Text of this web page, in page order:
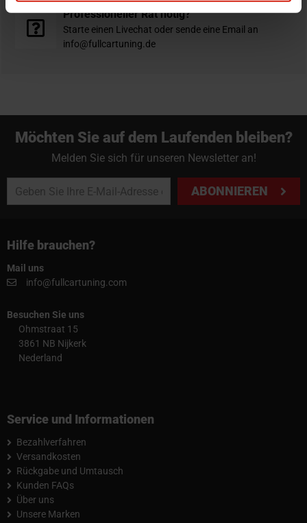
Professioneller Rat nötig?
Starte einen Livechat oder sende eine Email an
info@fullcartuning.de
Möchten Sie auf dem Laufenden bleiben?
Melden Sie sich für unseren Newsletter an!
ABONNIEREN
Hilfe brauchen?
Mail uns
info@fullcartuning.com
Besuchen Sie uns
Ohmstraat 15
3861 NB Nijkerk
Nederland
Service und Informationen
Bezahlverfahren
Versandkosten
Rückgabe und Umtausch
Kunden FAQs
Über uns
Unsere Marken